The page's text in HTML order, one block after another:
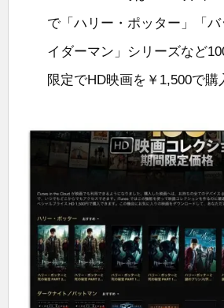
で「ハリー・ポッター」「
イダーマン」シリーズなど
限定でHD映画を￥1,500で購